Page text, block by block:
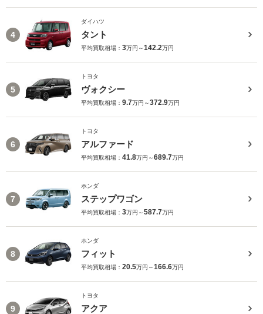
4
ダイハツ
タント
平均買取相場： 3万円～142.2万円
5
トヨタ
ヴォクシー
平均買取相場： 9.7万円～372.9万円
6
トヨタ
アルファード
平均買取相場： 41.8万円～689.7万円
7
ホンダ
ステップワゴン
平均買取相場： 3万円～587.7万円
8
ホンダ
フィット
平均買取相場： 20.5万円～166.6万円
9
トヨタ
アクア